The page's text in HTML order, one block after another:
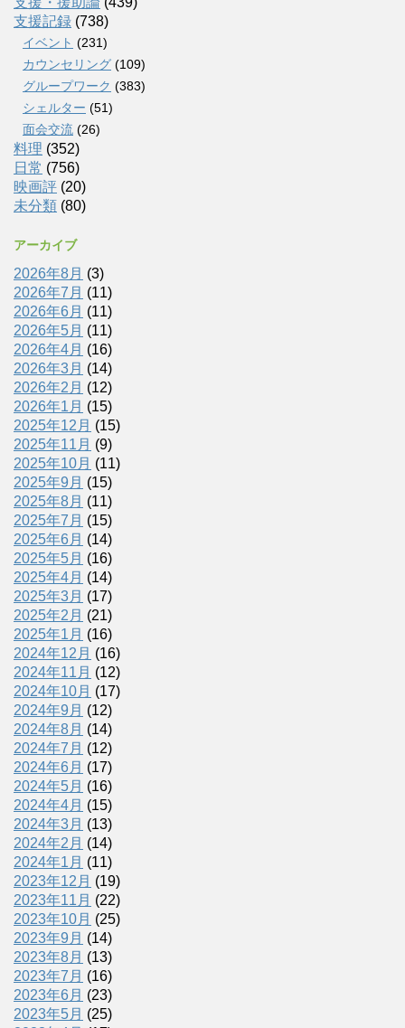
支援記録 (738)
イベント (231)
カウンセリング (109)
グループワーク (383)
シェルター (51)
面会交流 (26)
料理 (352)
日常 (756)
映画評 (20)
未分類 (80)
アーカイブ
2026年8月 (3)
2026年7月 (11)
2026年6月 (11)
2026年5月 (11)
2026年4月 (16)
2026年3月 (14)
2026年2月 (12)
2026年1月 (15)
2025年12月 (15)
2025年11月 (9)
2025年10月 (11)
2025年9月 (15)
2025年8月 (11)
2025年7月 (15)
2025年6月 (14)
2025年5月 (16)
2025年4月 (14)
2025年3月 (17)
2025年2月 (21)
2025年1月 (16)
2024年12月 (16)
2024年11月 (12)
2024年10月 (17)
2024年9月 (12)
2024年8月 (14)
2024年7月 (12)
2024年6月 (17)
2024年5月 (16)
2024年4月 (15)
2024年3月 (13)
2024年2月 (14)
2024年1月 (11)
2023年12月 (19)
2023年11月 (22)
2023年10月 (25)
2023年9月 (14)
2023年8月 (13)
2023年7月 (16)
2023年6月 (23)
2023年5月 (25)